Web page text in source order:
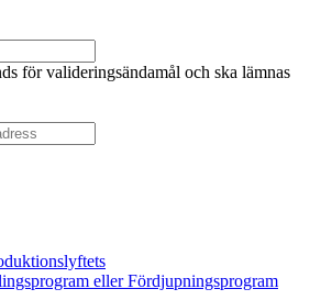
för valideringsändamål och ska lämnas
eller Fördjupningsprogram